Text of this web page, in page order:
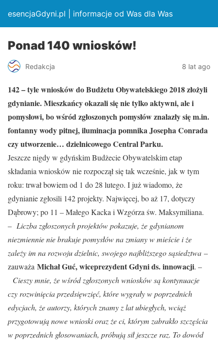
esencjaGdyni.pl | informacje od Was dla Was
Ponad 140 wniosków!
Redakcja 8 lat ago
142 – tyle wniosków do Budżetu Obywatelskiego 2018 złożyli
gdynianie. Mieszkańcy okazali się nie tylko aktywni, ale i
pomysłowi, bo wśród zgłoszonych pomysłów znalazły się m.in.
fontanny wody pitnej, iluminacja pomnika Josepha Conrada
czy utworzenie… dzielnicowego Central Parku.
Jeszcze nigdy w gdyńskim Budżecie Obywatelskim etap
składania wniosków nie rozpoczął się tak wcześnie, jak w tym
roku: trwał bowiem od 1 do 28 lutego. I już wiadomo, że
gdynianie zgłosili 142 projekty. Najwięcej, bo aż 17, dotyczy
Dąbrowy; po 11 – Małego Kacka i Wzgórza św. Maksymiliana.
– Liczba zgłoszonych projektów pokazuje, że gdynianom
niezmiennie nie brakuje pomysłów na zmiany w mieście i że
zależy im na rozwoju dzielnic, swojego najbliższego sąsiedztwa –
zauważa Michał Guć, wiceprezydent Gdyni ds. innowacji. –
Cieszy mnie, że wśród zgłoszonych wniosków są kontynuacje
czy rozwinięcia przedsięwzięć, które wygrały w poprzednich
edycjach, że autorzy, których znamy z lat ubiegłych, wciąż
przygotowują nowe wnioski oraz że ci, którym zabrakło szczęścia
w poprzednich głosowaniach, próbują sił jeszcze raz. To dowód